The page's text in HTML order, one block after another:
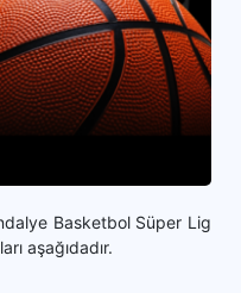
Basketbol Süper Lig
aşağıdadır.